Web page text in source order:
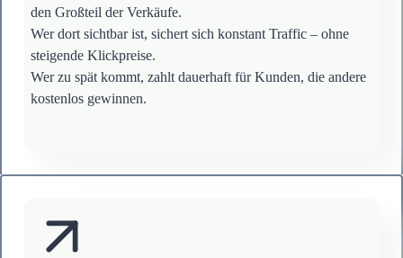
den Großteil der Verkäufe.
Wer dort sichtbar ist, sichert sich konstant Traffic – ohne
steigende Klickpreise.
Wer zu spät kommt, zahlt dauerhaft für Kunden, die andere
kostenlos gewinnen.